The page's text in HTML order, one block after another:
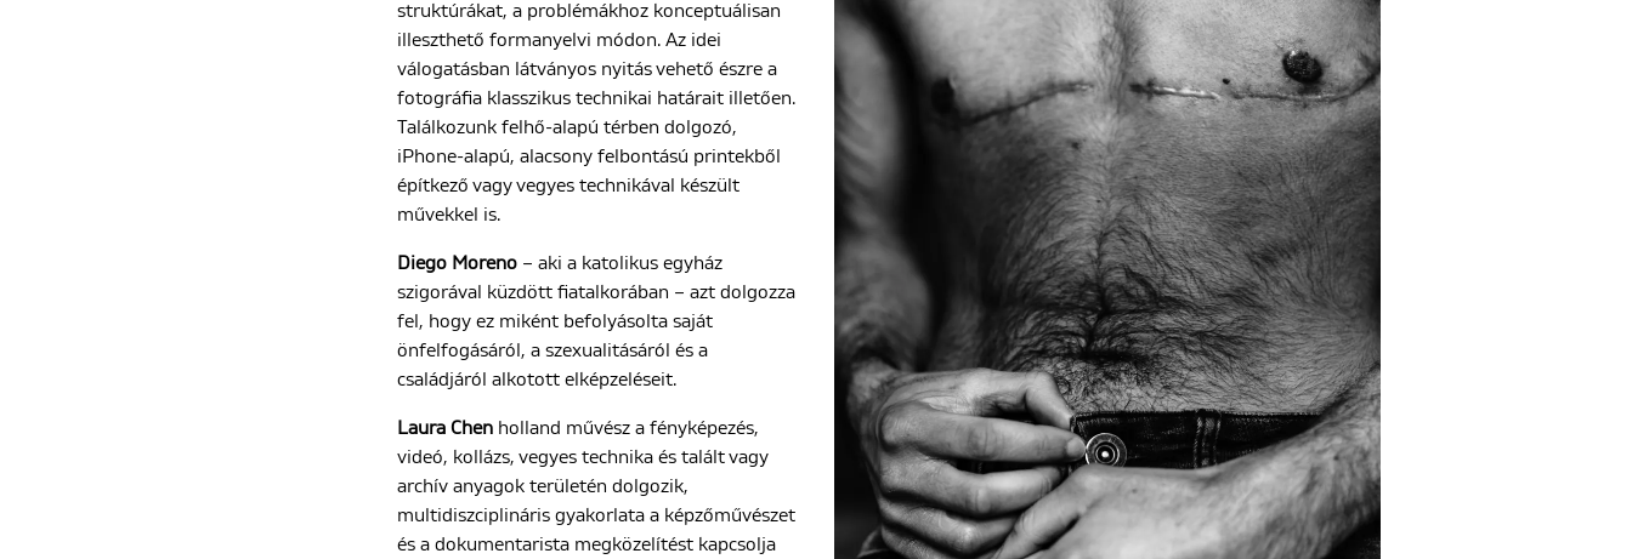
struktúrákat, a problémákhoz konceptuálisan
illeszthető formanyelvi módon. Az idei
válogatásban látványos nyitás vehető észre a
fotográfia klasszikus technikai határait illetően.
Találkozunk felhő-alapú térben dolgozó,
iPhone-alapú, alacsony felbontású printekből
építkező vagy vegyes technikával készült
művekkel is.
Diego Moreno – aki a katolikus egyház
szigorával küzdött fiatalkorában – azt dolgozza
fel, hogy ez miként befolyásolta saját
önfelfogásáról, a szexualitásáról és a
családjáról alkotott elképzeléseit.
Laura Chen holland művész a fényképezés,
videó, kollázs, vegyes technika és talált vagy
archív anyagok területén dolgozik,
multidiszciplináris gyakorlata a képzőművészet
és a dokumentarista megközelítést kapcsolja